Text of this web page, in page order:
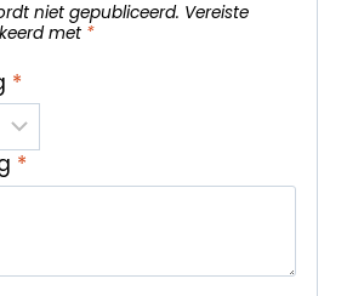
niet gepubliceerd. Vereiste
met *
*
*